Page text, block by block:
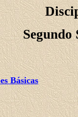
Segundo
Básicas